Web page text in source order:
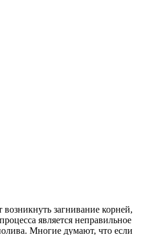
загнивание корней,
является неправильное
Многие думают, что если